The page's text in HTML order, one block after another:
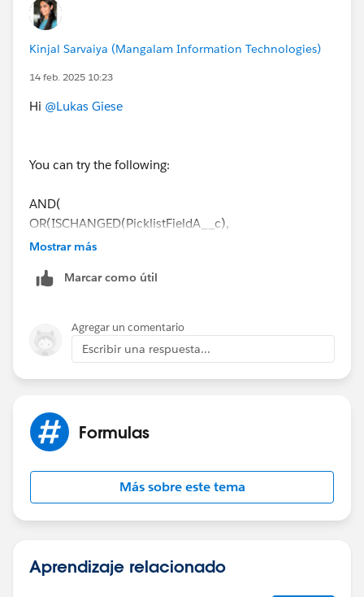
PicklistFieldA__c,
PicklistFieldB__c),
Owner.Id<> $ User.Id
functions".
Any idea what causes this?
Kinjal Sarvaiya (Mangalam Information Technologies)
14 feb. 2025 10:23
Hi @Lukas Giese
You can try the following:
AND(
OR(ISCHANGED(PicklistFieldA__c),
ISCHANGED(PicklistFieldB__c )),
Mostrar más
Marcar como útil
Agregar un comentario
Escribir una respuesta...
Formulas
Más sobre este tema
Aprendizaje relacionado